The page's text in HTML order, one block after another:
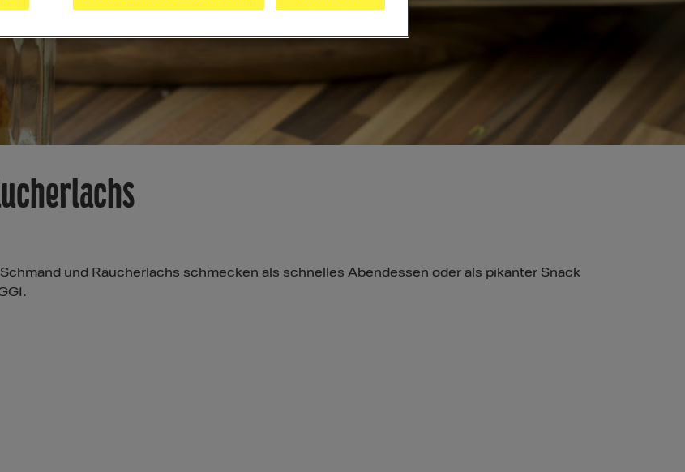
und Räucherlachs schmecken als schnelles Abendessen oder als pikanter Snack